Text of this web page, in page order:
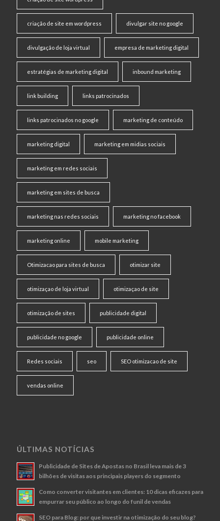
criação de site em wordpress divulgar site no google
divulgação de loja virtual empresa de marketing digital
estratégias de marketing digital inbound marketing
link building links patrocinados
links patrocinados no google marketing de conteúdo
marketing digital marketing em midias sociais
marketing em redes sociais
marketing em sites de busca
marketing nas redes sociais marketing no facebook
marketing online mobile marketing
Otimizacao para sites de busca otimizar site
otimizaçao de loja virtual otimizaçao de site
otimização de sites publicidade digital
publicidade no google publicidade online
Redes sociais seo SEO otimizacao de site
vendas online
ÚLTIMAS NOTÍCIAS
Publicidade de Sites de Apostas no Brasil leva mais de 3
bilhões de visitas aos principais players do segmento
Como converter visitantes em clientes: 10 dicas eficazes para
empurrar seu público ao longo do funil de vendas
SEO para Blog: por que investir na otimização do seu blog?